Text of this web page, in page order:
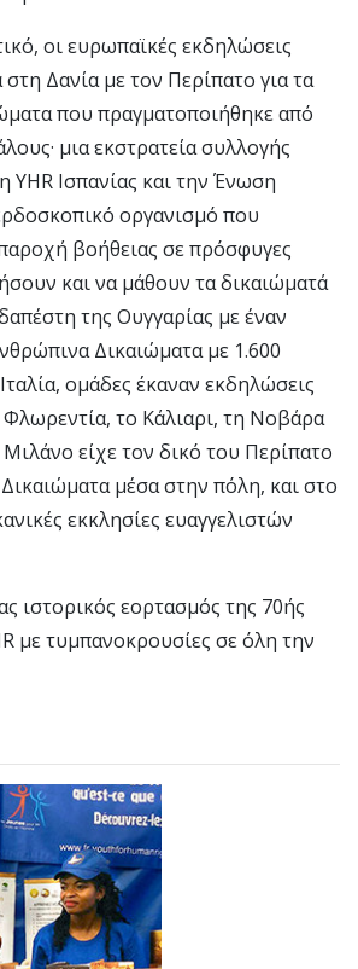
οι ευρωπαϊκές εκδηλώσεις
Δανία με τον Περίπατο για τα
που πραγματοποιήθηκε από
μια εκστρατεία συλλογής
Ισπανίας και την Ένωση
οργανισμό που
βοήθειας σε πρόσφυγες
και να μάθουν τα δικαιώματά
της Ουγγαρίας με έναν
Δικαιώματα με 1.600
ομάδες έκαναν εκδηλώσεις
το Κάλιαρι, τη Νοβάρα
είχε τον δικό του Περίπατο
μέσα στην πόλη, και στο
εκκλησίες ευαγγελιστών
ιστορικός εορτασμός της 70ής
με τυμπανοκρουσίες σε όλη την